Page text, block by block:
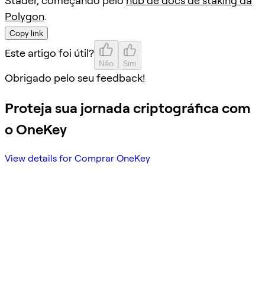
Polygon.
Copy link
Este artigo foi útil?
Não Sim
Obrigado pelo seu feedback!
Proteja sua jornada criptográfica com
o OneKey
View details for Comprar OneKey